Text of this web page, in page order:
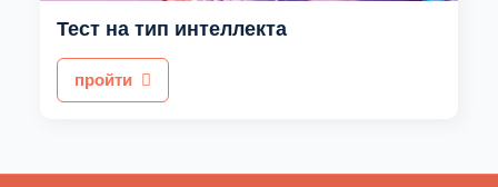
Тест на тип интеллекта
пройти